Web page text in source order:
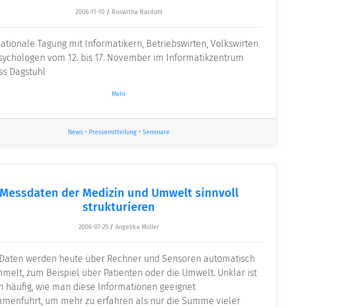
2006-11-10 / Roswitha Bardohl
Tagung mit Informatikern, Betriebswirten, Volkswirten
vom 12. bis 17. November im Informatikzentrum
Dagstuhl
Mehr
News • Pressemitteilung • Seminare
Messdaten der Medizin und Umwelt sinnvoll
strukturieren
2006-07-25 / Angelika Müller
werden heute über Rechner und Sensoren automatisch
zum Beispiel über Patienten oder die Umwelt. Unklar ist
häufig, wie man diese Informationen geeignet
um mehr zu erfahren als nur die Summe vieler